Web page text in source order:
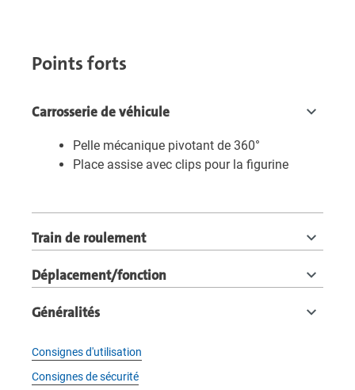
Points forts
Carrosserie de véhicule
Pelle mécanique pivotant de 360°
Place assise avec clips pour la figurine
Train de roulement
Déplacement/fonction
Généralités
Consignes d'utilisation
Consignes de sécurité